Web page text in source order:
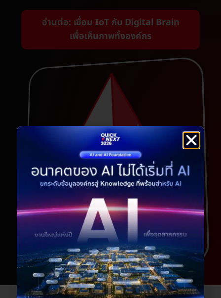
อ่านต่อ: เชื่อม IoT กับ Digital Brain
เพื่อเห็นภาพทั้งองค์กร